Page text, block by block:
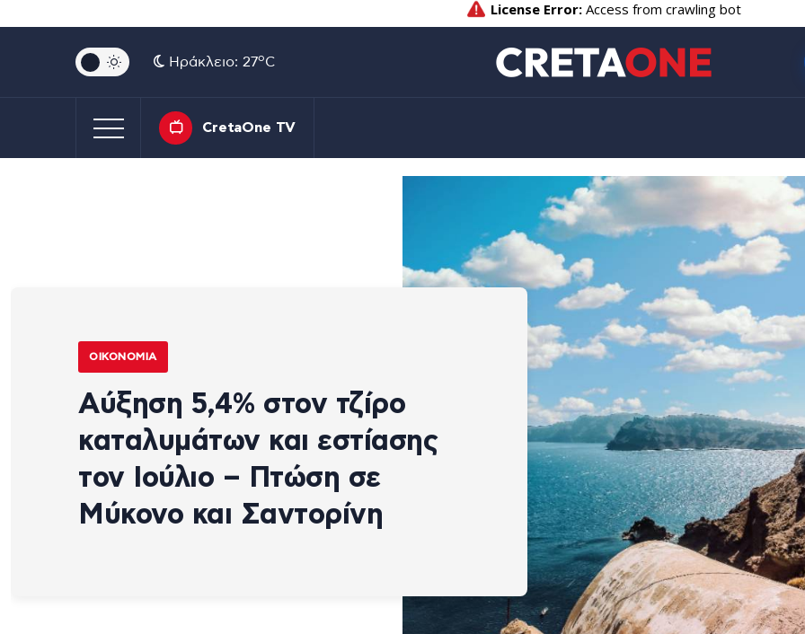
Ηράκλειο: 27oC
CretaOne TV
ΟΙΚΟΝΟΜΊΑ
Αύξηση 5,4% στον τζίρο
καταλυμάτων και εστίασης
τον Ιούλιο – Πτώση σε
Μύκονο και Σαντορίνη